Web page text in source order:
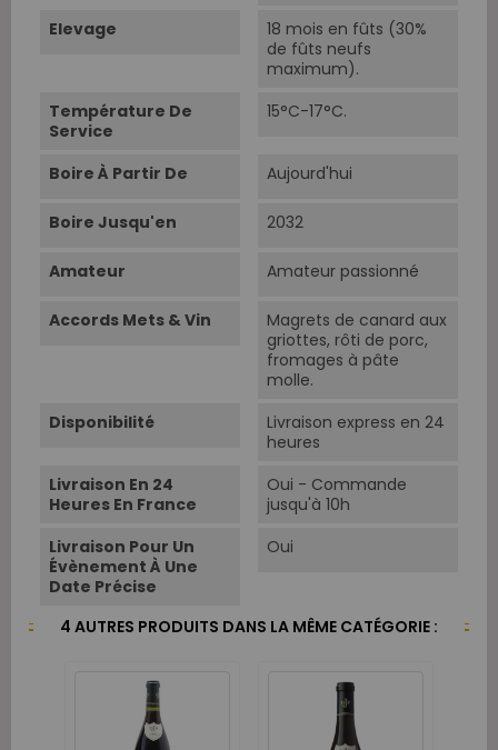
Elevage
18 mois en fûts (30%
de fûts neufs
maximum).
Température De
Service
15°C-17°C.
Boire À Partir De Aujourd'hui
Boire Jusqu'en 2032
Amateur Amateur passionné
Accords Mets & Vin
Magrets de canard aux
griottes, rôti de porc,
fromages à pâte
molle.
Disponibilité
Livraison express en 24
heures
Livraison En 24
Heures En France
Oui - Commande
jusqu'à 10h
Livraison Pour Un
Évènement À Une
Date Précise
Oui
4 AUTRES PRODUITS DANS LA MÊME CATÉGORIE :